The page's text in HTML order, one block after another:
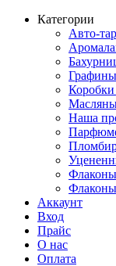
Категории
Авто-
Графины
Коробки
Наша
Аккаунт
Вход
Прайс
О нас
Оплата